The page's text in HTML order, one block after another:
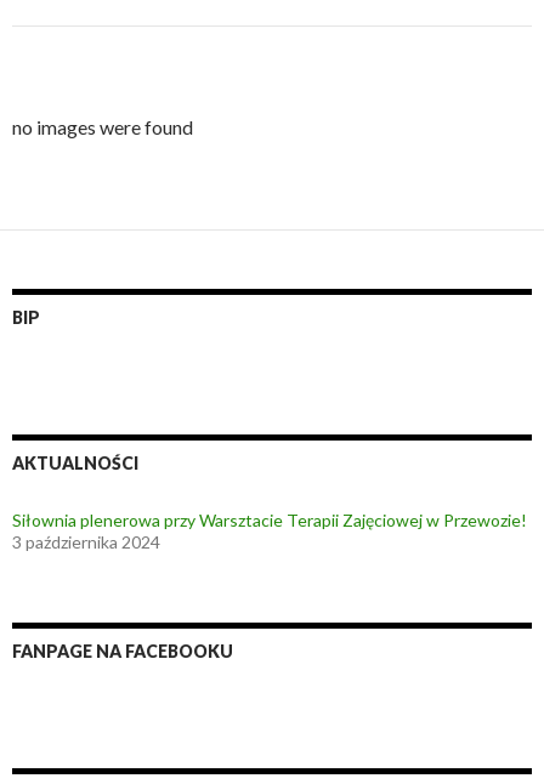
no images were found
BIP
AKTUALNOŚCI
Siłownia plenerowa przy Warsztacie Terapii Zajęciowej w Przewozie!
3 października 2024
FANPAGE NA FACEBOOKU